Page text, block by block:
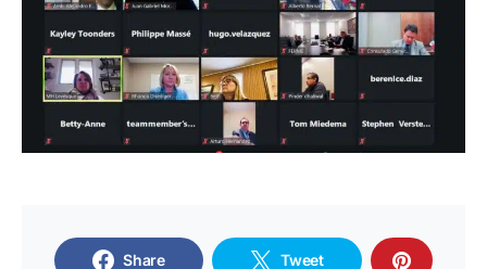
Share Tweet